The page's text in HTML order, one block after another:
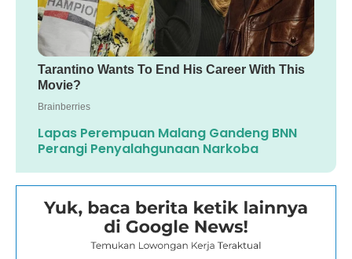
Lapas Perempuan Malang Gandeng BNN
Perangi Penyalahgunaan Narkoba